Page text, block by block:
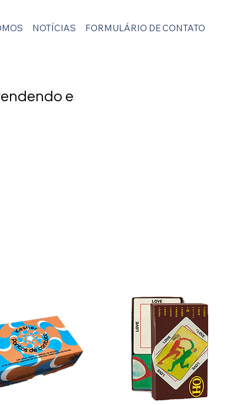
NOTÍCIAS FORMULÁRIO DE CONTATO
e